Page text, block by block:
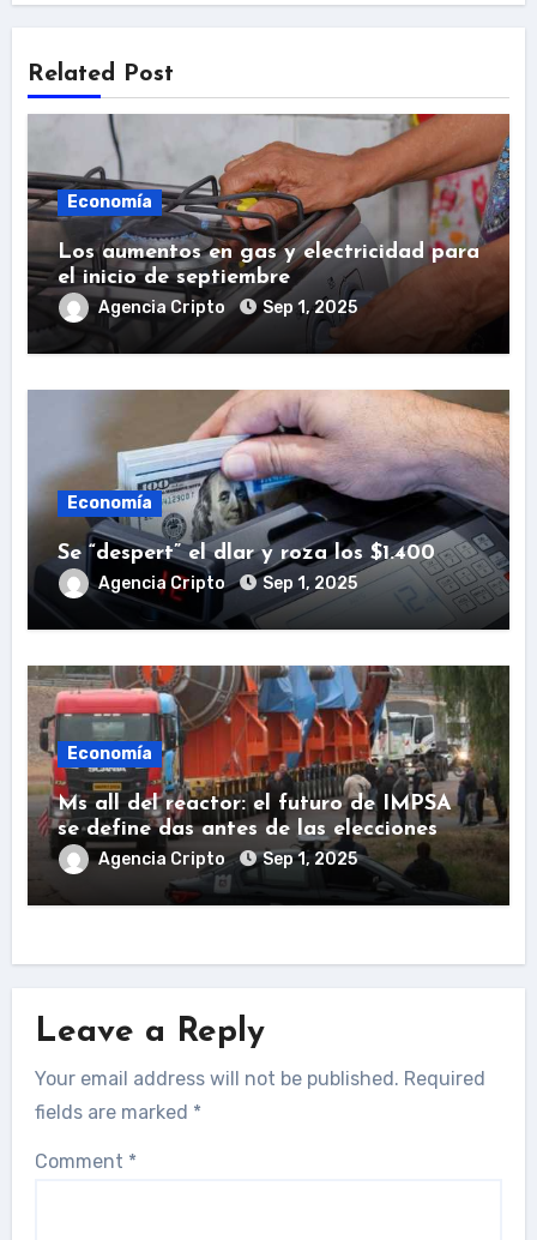
Related Post
Economía
Los aumentos en gas y electricidad para
el inicio de septiembre
Agencia Cripto Sep 1, 2025
Economía
Se “despert” el dlar y roza los $1.400
Agencia Cripto Sep 1, 2025
Economía
Ms all del reactor: el futuro de IMPSA
se define das antes de las elecciones
Agencia Cripto Sep 1, 2025
Leave a Reply
Your email address will not be published. Required
fields are marked *
Comment *